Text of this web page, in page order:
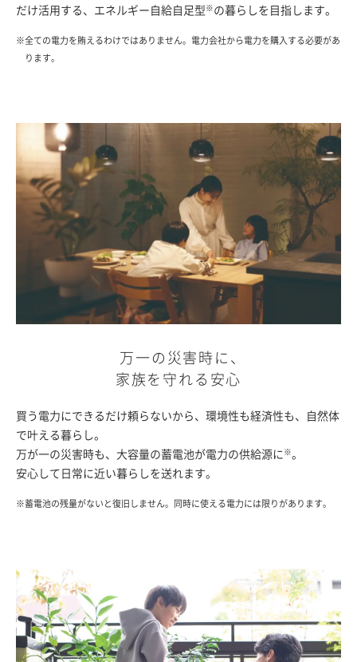
だけ活用する、エネルギー自給自足型※の暮らしを目指します。
※全ての電力を賄えるわけではありません。電力会社から電力を購入する必要があ
ります。
万一の災害時に、
家族を守れる安心
買う電力にできるだけ頼らないから、 環境性も経済性も、自然体
で叶える暮らし。
万が一の災害時も、大容量の蓄電池が電力の供給源に※。
安心して日常に近い暮らしを送れます。
※蓄電池の残量がないと復旧しません。同時に使える電力には限りがあります。